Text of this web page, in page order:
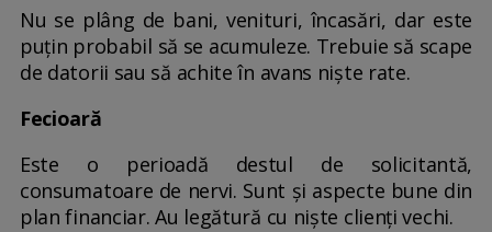
Nu se plâng de bani, venituri, încasări, dar este
puțin probabil să se acumuleze. Trebuie să scape
de datorii sau să achite în avans niște rate.
Fecioară
Este o perioadă destul de solicitantă,
consumatoare de nervi. Sunt și aspecte bune din
plan financiar. Au legătură cu niște clienți vechi.